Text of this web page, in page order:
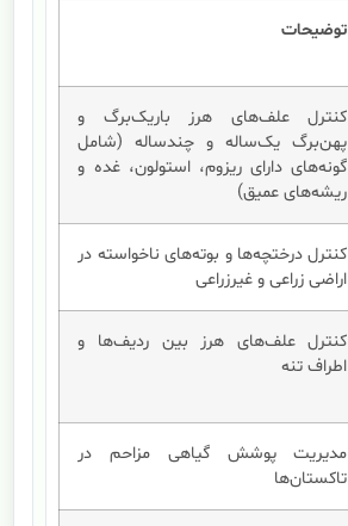
توضیحات
کنترل علف‌های هرز باریک‌برگ و
پهن‌برگ یک‌ساله و چندساله (شامل
گونه‌های دارای ریزوم، استولون، غده و
ریشه‌های عمیق)
کنترل درختچه‌ها و بوته‌های ناخواسته در
اراضی زراعی و غیرزراعی
کنترل علف‌های هرز بین ردیف‌ها و
اطراف تنه
مدیریت پوشش گیاهی مزاحم در
تاکستان‌ها